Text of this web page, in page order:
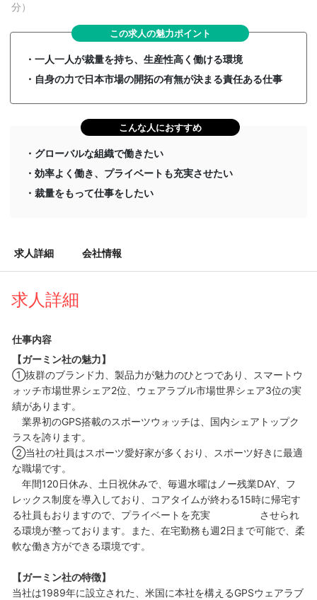
分）
この求人の魅力ポイント
・一人一人が裁量を持ち、生産性高く働ける環境
・自身の力で日本市場の開拓の有無が決まる責任ある仕事
こんな人におすすめ
・グローバルな組織で働きたい
・効率よく働き、プライベートも充実させたい
・裁量をもって仕事をしたい
求人詳細 会社情報
求人詳細
仕事内容
【ガーミン社の魅力】
①抜群のブランド力、製品力が魅力のひとつであり、スマートウ
ォッチ市場世界シェア2位、ウェアラブル市場世界シェア3位の実
績があります。
業界初のGPS搭載のスポーツウォッチは、国内シェアトップク
ラスを誇ります。
②当社の社員はスポーツ愛好家が多くおり、スポーツ好きに最適
な職場です。
年間120日休み、土日祝休みで、毎週水曜はノー残業DAY、フ
レックス制度を導入しており、コアタイムが終わる15時に帰宅す
る社員もおりますので、プライベートを充実 させられ
る環境が整っております。また、在宅勤務も週2日まで可能で、柔
軟な働き方ができる環境です。
【ガーミン社の特徴】
当社は1989年に設立された、米国に本社を構えるGPSウェアラブ